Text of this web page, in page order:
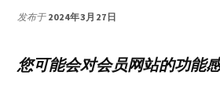
发布于 2024年3月27日
您可能会对会员网站的功能感